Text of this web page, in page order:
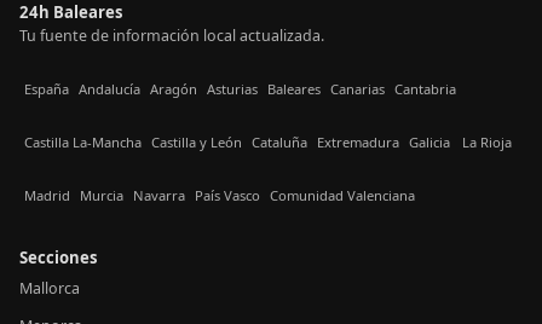
24h Baleares
Tu fuente de información local actualizada.
España Andalucía Aragón Asturias Baleares Canarias Cantabria
Castilla La-Mancha Castilla y León Cataluña Extremadura Galicia La Rioja
Madrid Murcia Navarra País Vasco Comunidad Valenciana
Secciones
Mallorca